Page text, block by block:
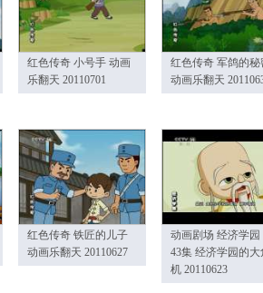
红色传奇 小号手 动画
乐翻天 20110701
红色传奇 军鸽的秘
动画乐翻天
红色传奇 铁匠的儿子
动画乐翻天 20110627
动画剧场 经济学园
43集 经济学园的大
机 20110623